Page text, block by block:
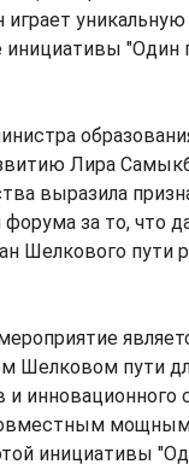
уникальную
инициативы "Один
Лира
выразила
форума за то, что
Шелкового пути
Шелковом пути
и инновационного
мощным
инициативы